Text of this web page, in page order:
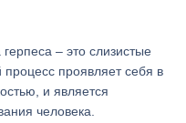
– это слизистые
проявляет себя в
и является
человека.